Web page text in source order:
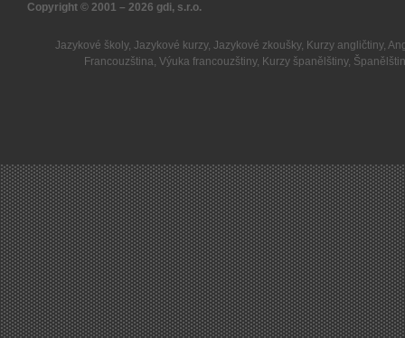
Copyright © 2001 – 2026 gdi, s.r.o.
Jazykové školy, Jazykové kurzy, Jazykové zkoušky, Kurzy angličtiny,
Francouzština,Výuka francouzštiny, Kurzy španělštiny,